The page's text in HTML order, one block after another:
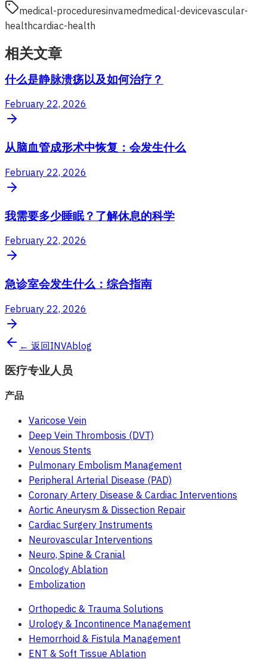
medical-proceduresinvamedmedical-devicevascular-
healthcardiac-health
相关文章
什么是静脉溃疡以及如何治疗？
February 22, 2026
从脑血管成形术中恢复：会发生什么
February 22, 2026
我需要多少睡眠？了解休息的科学
February 22, 2026
急诊室会发生什么：综合指南
February 22, 2026
← 返回INVAblog
医疗专业人员
产品
Varicose Vein
Deep Vein Thrombosis (DVT)
Venous Stents
Pulmonary Embolism Management
Peripheral Arterial Disease (PAD)
Coronary Artery Disease & Cardiac Interventions
Aortic Aneurysm & Dissection Repair
Cardiac Surgery Instruments
Neurovascular Interventions
Neuro, Spine & Cranial
Oncology Ablation
Embolization
Orthopedic & Trauma Solutions
Urology & Incontinence Management
Hemorrhoid & Fistula Management
ENT & Soft Tissue Ablation